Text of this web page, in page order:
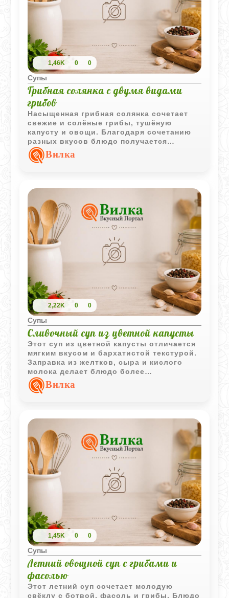
1,46K 0 0
Супы
Грибная солянка с двумя видами
грибов
Насыщенная грибная солянка сочетает
свежие и солёные грибы, тушёную
капусту и овощи. Благодаря сочетанию
разных вкусов блюдо получается
ароматным, с лёгкой кислинкой и
характерным богатым вкусом.
Вилка
2,22K 0 0
Супы
Сливочный суп из цветной капусты
Этот суп из цветной капусты отличается
мягким вкусом и бархатистой текстурой.
Заправка из желтков, сыра и кислого
молока делает блюдо более
насыщенным, сохраняя лёгкость
овощной основы.
Вилка
1,45K 0 0
Супы
Летний овощной суп с грибами и
фасолью
Этот летний суп сочетает молодую
свёклу с ботвой, фасоль и грибы. Блюдо